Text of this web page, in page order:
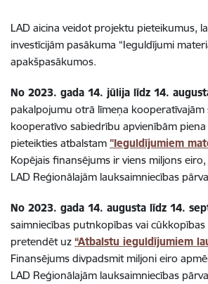
LAD aicina veidot projektu pieteikumus,
investīcijām pasākuma “Ieguldījumi
apakšpasākumos.
No 2023. gada 14. jūlija līdz 14.
pakalpojumu otrā līmeņa kooperatīvajām
kooperatīvo sabiedrību apvienībām
pieteikties atbalstam "Ieguldījumiem
Kopējais finansējums ir viens miljons
LAD Reģionālajām lauksaimniecības
No 2023. gada 14. augusta līdz 14.
saimniecības putnkopības vai
pretendēt uz “Atbalstu ieguldījumiem
Finansējums divpadsmit miljoni eiro
LAD Reģionālajām lauksaimniecības